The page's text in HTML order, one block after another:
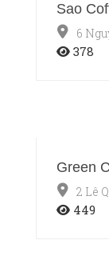
Sao
6
378
Green
2 Lê
449